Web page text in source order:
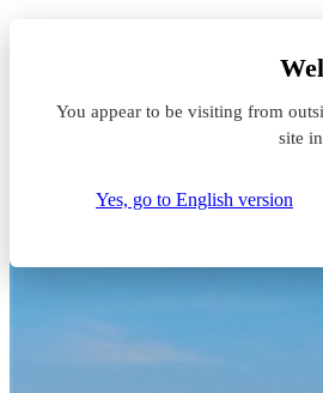
You appear to be visiting from
site
Yes, go to English version
Prologis Podsumowanie 2019
Prologis
26 lutego 2020